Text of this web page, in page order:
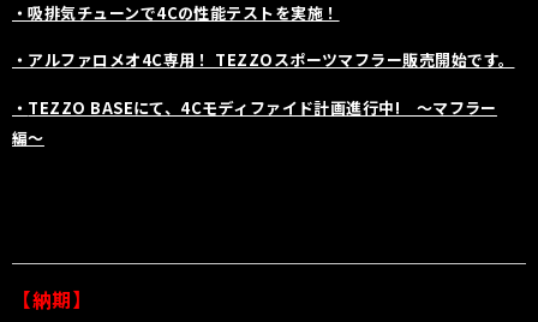
・吸排気チューンで4Cの性能テストを実施！
・アルファロメオ4C専用！ TEZZOスポーツマフラー販売開始です。
・ TEZZO BASEにて、4Cモディファイド計画進行中! 〜マフラー
編〜
【納期】